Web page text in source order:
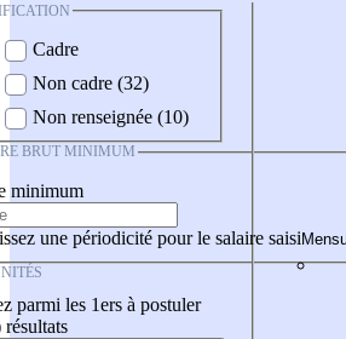
Cadre
Non cadre (32)
Non renseignée (10)
BRUT MINIMUM
minimum
une périodicité pour le salaire saisi
parmi les 1ers à postuler
résultats